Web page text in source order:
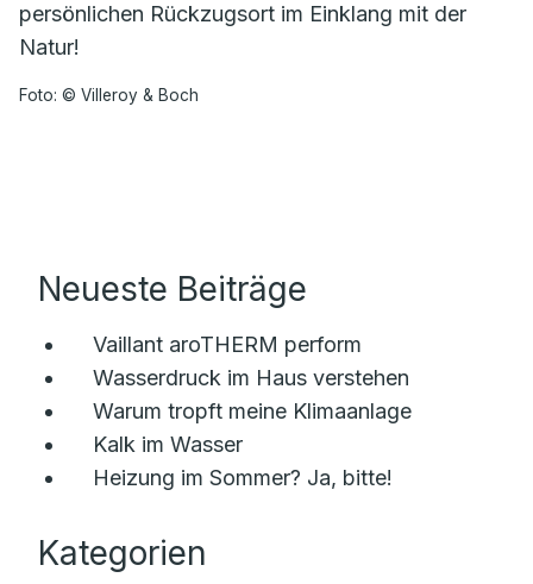
persönlichen Rückzugsort im Einklang mit der
Natur!
Foto: © Villeroy & Boch
Neueste Beiträge
Vaillant aroTHERM perform
Wasserdruck im Haus verstehen
Warum tropft meine Klimaanlage
Kalk im Wasser
Heizung im Sommer? Ja, bitte!
Kategorien